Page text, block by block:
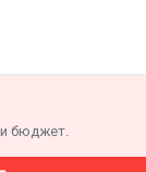
бюджет.